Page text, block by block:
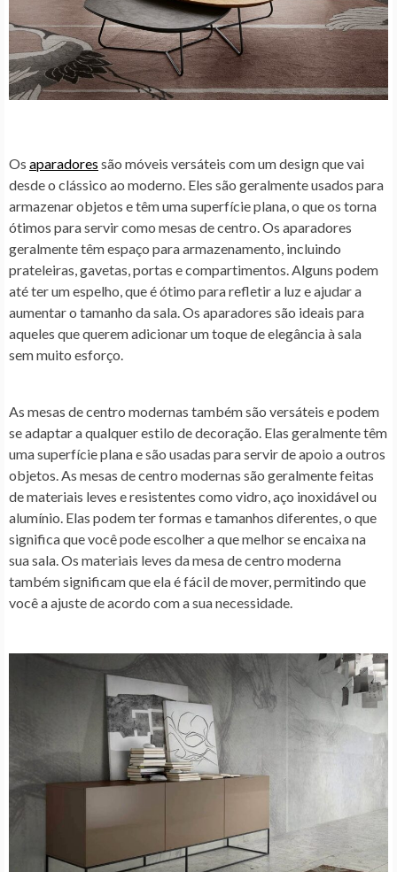
Os aparadores são móveis versáteis com um design que vai
desde o clássico ao moderno. Eles são geralmente usados para
armazenar objetos e têm uma superfície plana, o que os torna
ótimos para servir como mesas de centro. Os aparadores
geralmente têm espaço para armazenamento, incluindo
prateleiras, gavetas, portas e compartimentos. Alguns podem
até ter um espelho, que é ótimo para refletir a luz e ajudar a
aumentar o tamanho da sala. Os aparadores são ideais para
aqueles que querem adicionar um toque de elegância à sala
sem muito esforço.
As mesas de centro modernas também são versáteis e podem
se adaptar a qualquer estilo de decoração. Elas geralmente têm
uma superfície plana e são usadas para servir de apoio a outros
objetos. As mesas de centro modernas são geralmente feitas
de materiais leves e resistentes como vidro, aço inoxidável ou
alumínio. Elas podem ter formas e tamanhos diferentes, o que
significa que você pode escolher a que melhor se encaixa na
sua sala. Os materiais leves da mesa de centro moderna
também significam que ela é fácil de mover, permitindo que
você a ajuste de acordo com a sua necessidade.